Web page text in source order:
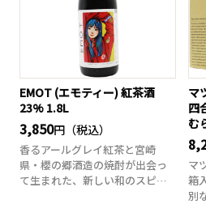
EMOT (エモティー) 紅茶酒
23% 1.8L
3,850円（税込）
香るアールグレイ紅茶と宮崎
県・櫻の郷酒造の焼酎が出会っ
て生まれた、新しい和のスピリ
マ
四
む
マ
箱
別